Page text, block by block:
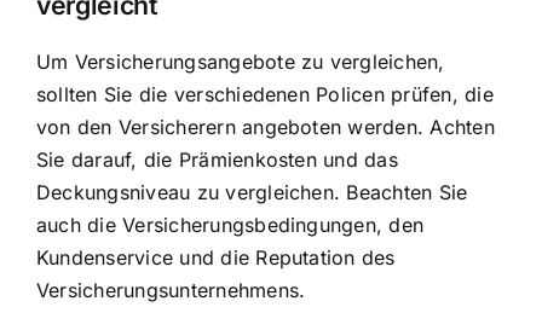
Um Versicherungsangebote zu vergleichen,
sollten Sie die verschiedenen Policen prüfen, die
von den Versicherern angeboten werden. Achten
Sie darauf, die Prämienkosten und das
Deckungsniveau zu vergleichen. Beachten Sie
auch die Versicherungsbedingungen, den
Kundenservice und die Reputation des
Versicherungsunternehmens.